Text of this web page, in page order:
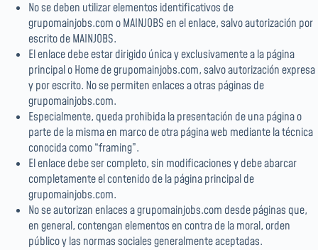
No se deben utilizar elementos identificativos de
grupomainjobs.com o MAINJOBS en el enlace, salvo autorización por
escrito de MAINJOBS.
El enlace debe estar dirigido única y exclusivamente a la página
principal o Home de grupomainjobs.com, salvo autorización expresa
y por escrito. No se permiten enlaces a otras páginas de
grupomainjobs.com.
Especialmente, queda prohibida la presentación de una página o
parte de la misma en marco de otra página web mediante la técnica
conocida como “framing”.
El enlace debe ser completo, sin modificaciones y debe abarcar
completamente el contenido de la página principal de
grupomainjobs.com.
No se autorizan enlaces a grupomainjobs.com desde páginas que,
en general, contengan elementos en contra de la moral, orden
público y las normas sociales generalmente aceptadas.